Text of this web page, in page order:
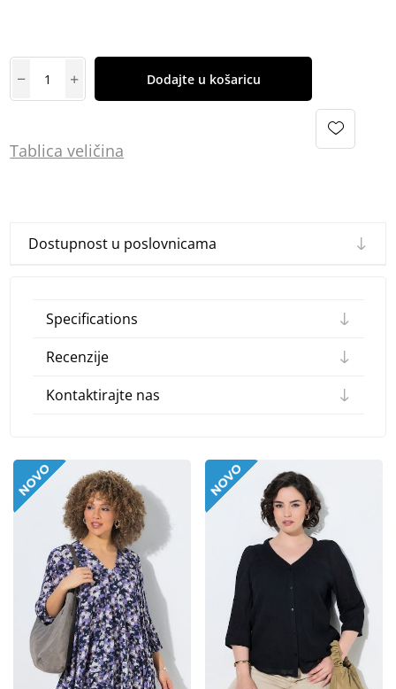
Dodajte u košaricu
Tablica veličina
Dostupnost u poslovnicama
Specifications
Recenzije
Kontaktirajte nas